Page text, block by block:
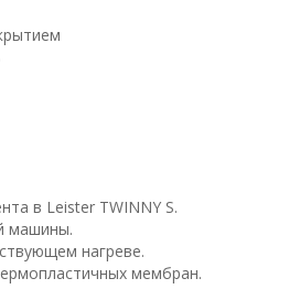
в Leister TWINNY S.
машины.
нагреве.
мембран.